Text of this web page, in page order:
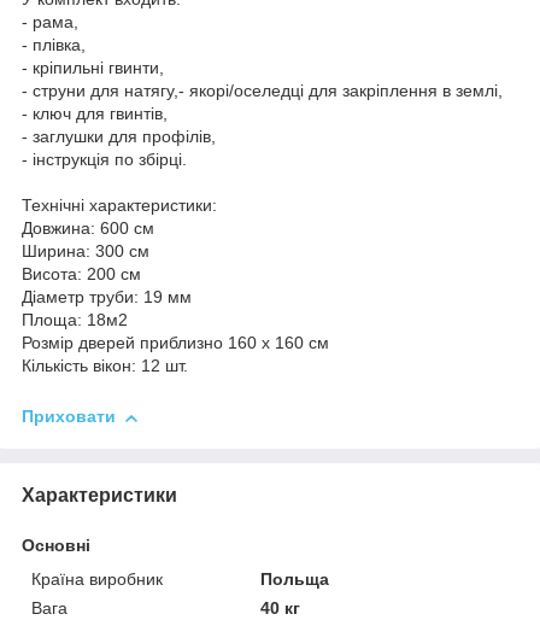
- рама,
- плівка,
- кріпильні гвинти,
- струни для натягу,- якорі/оселедці для закріплення в землі,
- ключ для гвинтів,
- заглушки для профілів,
- інструкція по збірці.
Технічні характеристики:
Довжина: 600 см
Ширина: 300 см
Висота: 200 см
Діаметр труби: 19 мм
Площа: 18м2
Розмір дверей приблизно 160 х 160 см
Кількість вікон: 12 шт.
Приховати
Характеристики
Основні
Країна виробник
Польща
Вага
40 кг